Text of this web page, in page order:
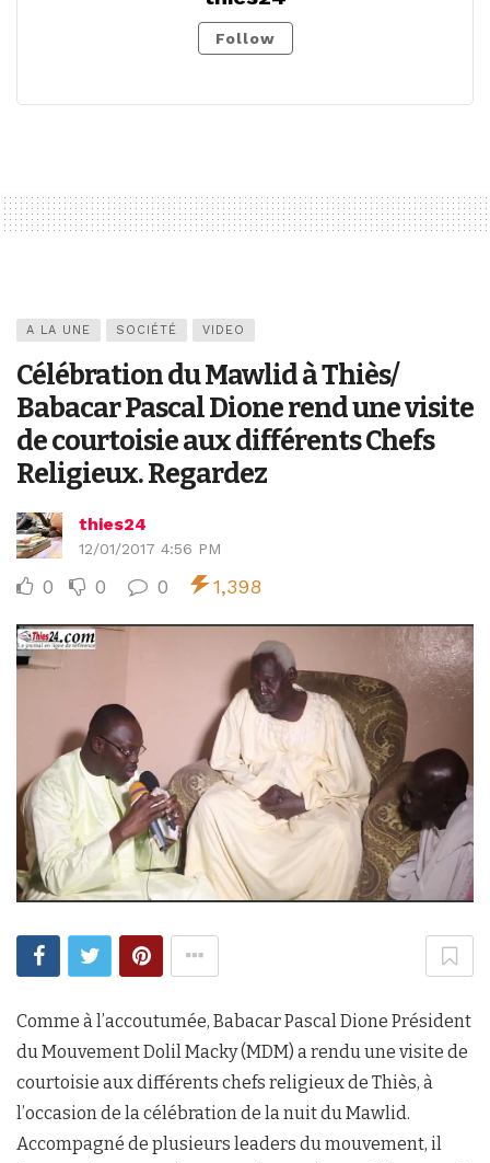
Follow
A LA UNE SOCIÉTÉ VIDEO
Célébration du Mawlid à Thiès/
Babacar Pascal Dione rend une visite
de courtoisie aux différents Chefs
Religieux. Regardez
thies24
12/01/2017 4:56 PM
0 0 0 1,398
Comme à l’accoutumée, Babacar Pascal Dione Président
du Mouvement Dolil Macky (MDM) a rendu une visite de
courtoisie aux différents chefs religieux de Thiès, à
l’occasion de la célébration de la nuit du Mawlid.
Accompagné de plusieurs leaders du mouvement, il